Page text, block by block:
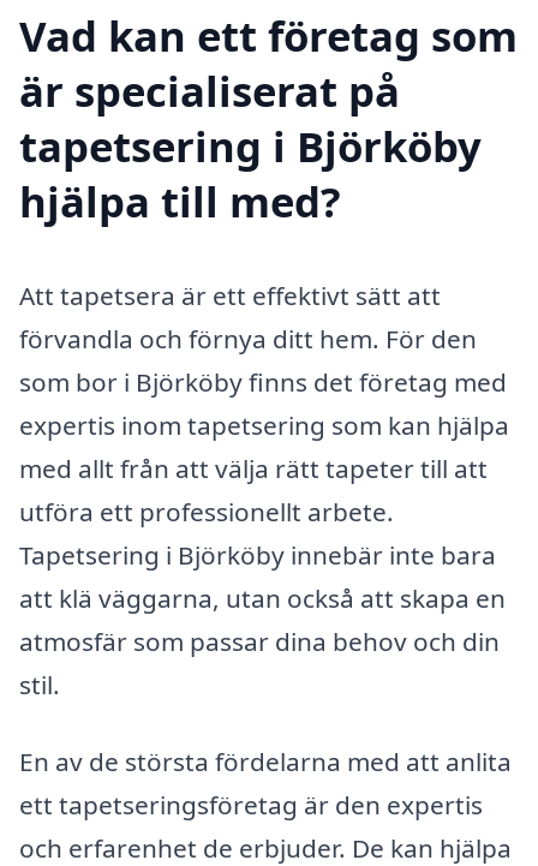
Vad kan ett företag som
är specialiserat på
tapetsering i Björköby
hjälpa till med?
Att tapetsera är ett effektivt sätt att
förvandla och förnya ditt hem. För den
som bor i Björköby finns det företag med
expertis inom tapetsering som kan hjälpa
med allt från att välja rätt tapeter till att
utföra ett professionellt arbete.
Tapetsering i Björköby innebär inte bara
att klä väggarna, utan också att skapa en
atmosfär som passar dina behov och din
stil.
En av de största fördelarna med att anlita
ett tapetseringsföretag är den expertis
och erfarenhet de erbjuder. De kan hjälpa